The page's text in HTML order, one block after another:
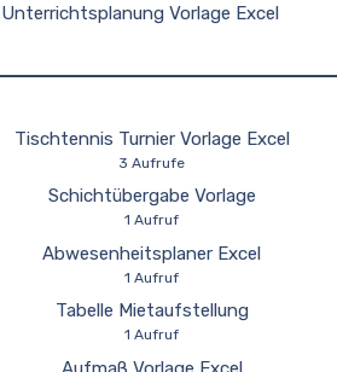
Unterrichtsplanung Vorlage Excel
Tischtennis Turnier Vorlage Excel
3 Aufrufe
Schichtübergabe Vorlage
1 Aufruf
Abwesenheitsplaner Excel
1 Aufruf
Tabelle Mietaufstellung
1 Aufruf